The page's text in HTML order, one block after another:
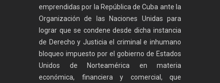
emprendidas por la República de Cuba ante la
Organización de las Naciones Unidas para
lograr que se condene desde dicha instancia
de Derecho y Justicia el criminal e inhumano
bloqueo impuesto por el gobierno de Estados
Unidos de Norteamérica en materia
económica, financiera y comercial, que